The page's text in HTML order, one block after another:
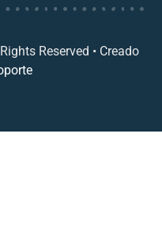
Reserved • Creado